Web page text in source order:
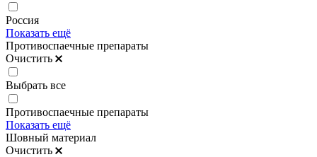
Россия
Показать ещё
Противоспаечные препараты
Очистить
Выбрать все
Противоспаечные препараты
Показать ещё
Шовный материал
Очистить